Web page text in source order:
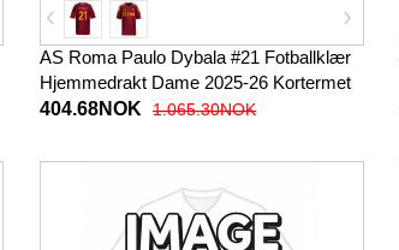
AS Roma Paulo Dybala #21 Fotballklær
Hjemmedrakt Dame 2025-26 Kortermet
404.68NOK
1.065.30NOK